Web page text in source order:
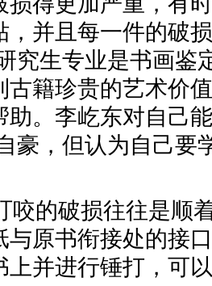
，并且每一件的破
究生专业是书画鉴
古籍珍贵的艺术价
助。李屹东对自己
豪，但认为自己要
咬的破损往往是顺
与原书衔接处的接
上并进行锤打，可